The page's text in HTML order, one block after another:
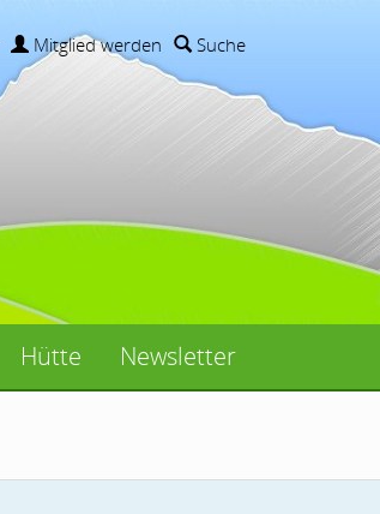
Mitglied werden
Suche
Hütte Newsletter